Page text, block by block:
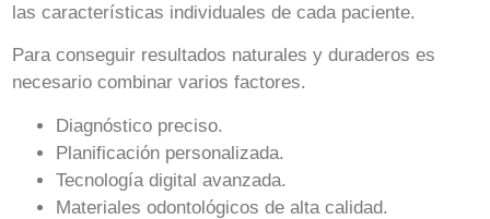
las características individuales de cada paciente.
Para conseguir resultados naturales y duraderos es
necesario combinar varios factores.
Diagnóstico preciso.
Planificación personalizada.
Tecnología digital avanzada.
Materiales odontológicos de alta calidad.